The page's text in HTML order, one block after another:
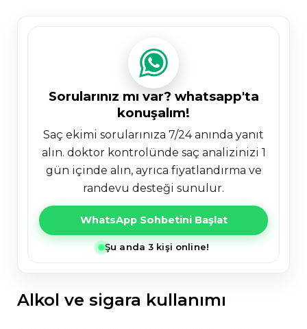
sorularınız mı var? whatsapp'ta
konuşalım!
saç ekimi sorularınıza 7/24 anında yanıt
alın. doktor kontrolünde saç analizinizi 1
gün içinde alın, ayrıca fiyatlandırma ve
randevu desteği sunulur.
WhatsApp Sohbetini Başlat
Şu anda 3 kişi online!
alkol ve sigara kullanımı